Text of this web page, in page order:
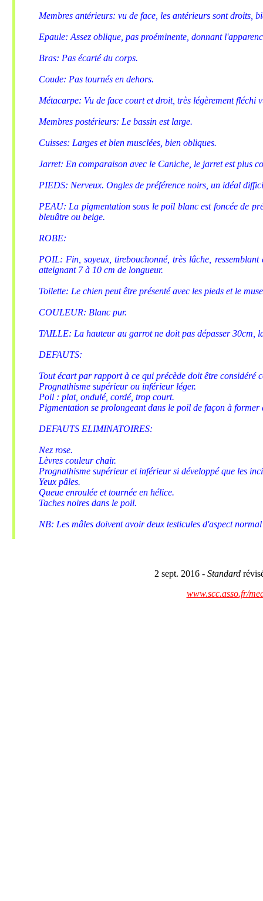
Membres antérieurs: vu de face, les antérieurs sont droits,
Epaule: Assez oblique, pas proéminente, donnant
Bras: Pas écarté du corps.
Coude: Pas tournés en dehors.
Métacarpe: Vu de face court et droit, très légèrement fléchi
Membres postérieurs: Le bassin est large.
Cuisses: Larges et bien musclées, bien obliques.
Jarret: En comparaison avec le Caniche, le jarret est plus
PIEDS: Nerveux. Ongles de préférence noirs, un idéal
PEAU: La pigmentation sous le poil blanc est foncée de
bleuâtre ou beige.
ROBE:
POIL: Fin, soyeux, tirebouchonné, très lâche,
atteignant 7 à 10 cm de longueur.
Toilette: Le chien peut être présenté avec les pieds et le
COULEUR: Blanc pur.
TAILLE: La hauteur au garrot ne doit pas dépasser 30cm,
DEFAUTS:
Tout écart par rapport à ce qui précède doit être considéré
Prognathisme supérieur ou inférieur léger.
Poil : plat, ondulé, cordé, trop court.
Pigmentation se prolongeant dans le poil de façon à former
DEFAUTS ELIMINATOIRES:
Nez rose.
Lèvres couleur chair.
Prognathisme supérieur et inférieur si développé que les
Yeux pâles.
Queue enroulée et tournée en hélice.
Taches noires dans le poil.
NB: Les mâles doivent avoir deux testicules d'aspect
2 sept. 2016 - Standard
www.scc.asso.fr/